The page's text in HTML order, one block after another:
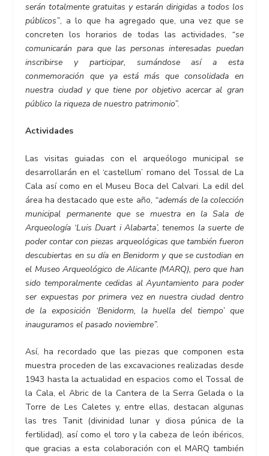
serán totalmente gratuitas y estarán dirigidas a todos los
públicos”, a lo que ha agregado que, una vez que se
concreten los horarios de todas las actividades, “se
comunicarán para que las personas interesadas puedan
inscribirse y participar, sumándose así a esta
conmemoración que ya está más que consolidada en
nuestra ciudad y que tiene por objetivo acercar al gran
público la riqueza de nuestro patrimonio”.
Actividades
Las visitas guiadas con el arqueólogo municipal se
desarrollarán en el ‘castellum’ romano del Tossal de La
Cala así como en el Museu Boca del Calvari. La edil del
área ha destacado que este año, “además de la colección
municipal permanente que se muestra en la Sala de
Arqueología ‘Luis Duart i Alabarta’, tenemos la suerte de
poder contar con piezas arqueológicas que también fueron
descubiertas en su día en Benidorm y que se custodian en
el Museo Arqueológico de Alicante (MARQ), pero que han
sido temporalmente cedidas al Ayuntamiento para poder
ser expuestas por primera vez en nuestra ciudad dentro
de la exposición ‘Benidorm, la huella del tiempo’ que
inauguramos el pasado noviembre”.
Así, ha recordado que las piezas que componen esta
muestra proceden de las excavaciones realizadas desde
1943 hasta la actualidad en espacios como el Tossal de
la Cala, el Abric de la Cantera de la Serra Gelada o la
Torre de Les Caletes y, entre ellas, destacan algunas
las tres Tanit (divinidad lunar y diosa púnica de la
fertilidad), así como el toro y la cabeza de león ibéricos,
que gracias a esta colaboración con el MARQ también